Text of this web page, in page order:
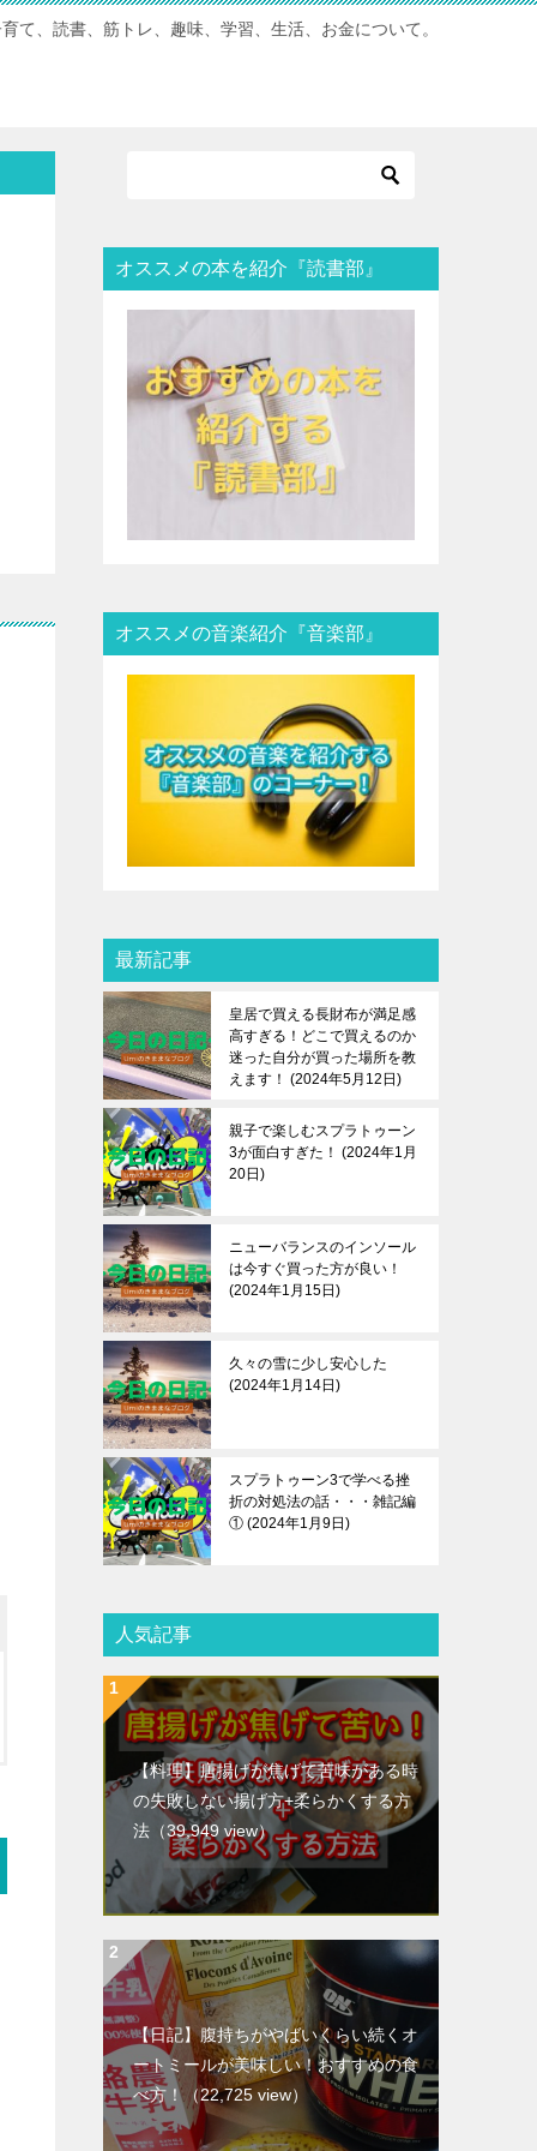
て、読書、筋トレ、趣味、学習、生活、お金について。
オススメの本を紹介『読書部』
オススメの音楽紹介『音楽部』
最新記事
皇居で買える長財布が満足感
高すぎる！どこで買えるのか
迷った自分が買った場所を教
えます！
2024年5月12日
親子で楽しむスプラトゥーン
3が面白すぎた！
2024年1月
20日
ニューバランスのインソール
は今すぐ買った方が良い！
2024年1月15日
久々の雪に少し安心した
2024年1月14日
スプラトゥーン3で学べる挫
折の対処法の話・・・雑記編
① 2024年1月9日
人気記事
【料理】唐揚げが焦げて苦味がある時
の失敗しない揚げ方+柔らかくする方
法 （39,949 view）
【日記】腹持ちがやばいくらい続くオ
ートミールが美味しい！おすすめの食
べ方！ （22,725 view）